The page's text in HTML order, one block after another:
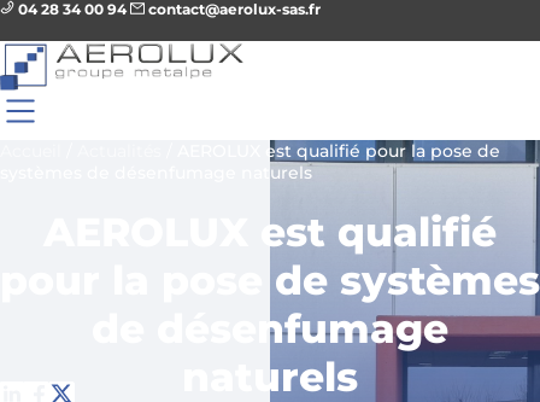
04 28 34 00 94 contact@aerolux-sas.fr
AEROLUX est qualifié pour la pose de
systèmes de désenfumage naturels
AEROLUX est qualifié
pour la pose de systèmes
de désenfumage
naturels